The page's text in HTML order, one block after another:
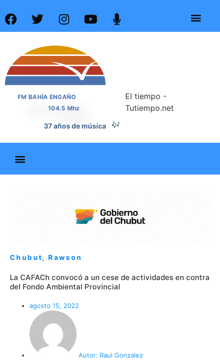
FM BAHÍA ENGAÑO
104.5 Mhz
37 años de música 🎶
El tiempo -
Tutiempo.net
Chubut,Rawson
La CAFACh convocó a un cese de actividades en contra
del Fondo Ambiental Provincial
agosto 15, 2022
Autor: Raul Gonzalez